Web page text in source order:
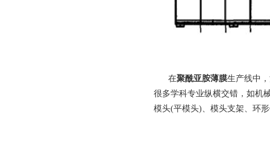
在聚酰亚胺薄膜生产线中
很多学科专业纵横交错，如机
模头(平模头)、模头支架、环